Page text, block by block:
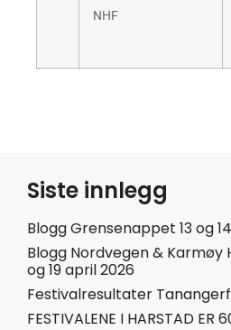
NHF
Siste innlegg
Blogg Grensenappet 13 og
Blogg Nordvegen & Karmøy
og 19 april 2026
Festivalresultater
FESTIVALENE I HARSTAD ER